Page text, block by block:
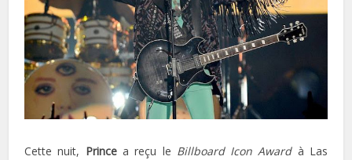
Cette nuit, Prince a reçu le Billboard Icon Award à Las